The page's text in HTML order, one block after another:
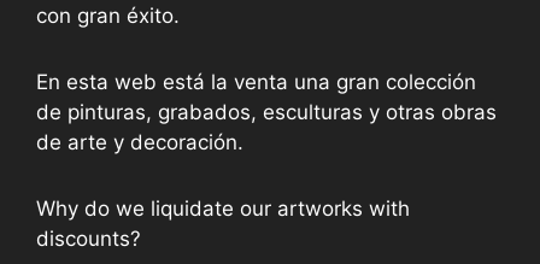
con gran éxito.
En esta web está la venta una gran colección
de pinturas, grabados, esculturas y otras obras
de arte y decoración.
Why do we liquidate our artworks with
discounts?